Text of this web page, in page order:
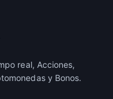
real, Acciones,
y Bonos.